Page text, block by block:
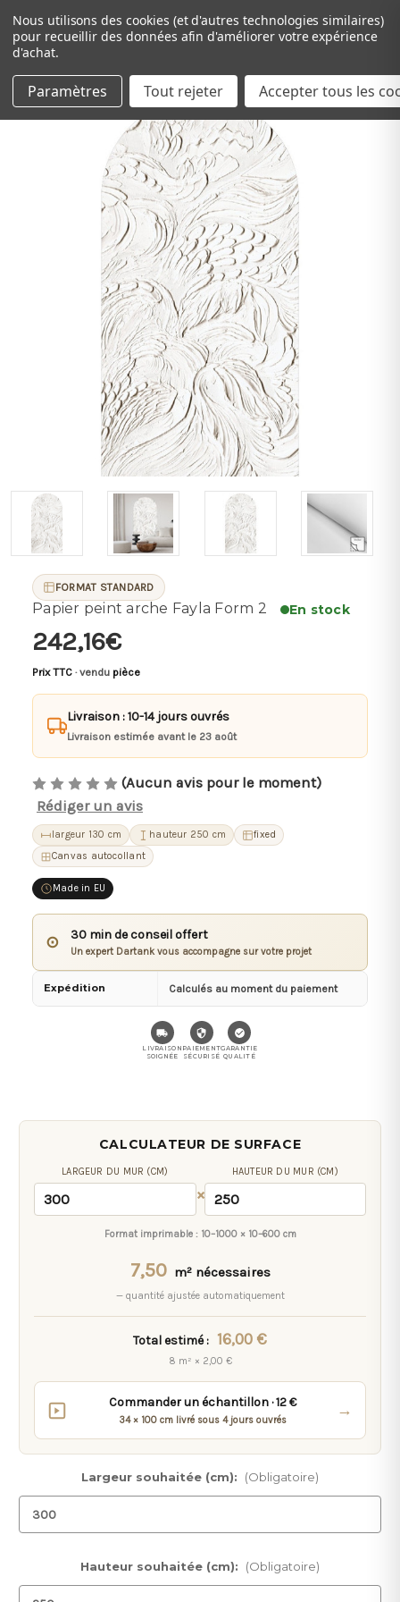
Passer au contenu principal
FORMAT STANDARD
Papier peint arche Fayla Form 2 En stock
242,16€
Prix TTC · vendu pièce
Livraison : 10-14 jours ouvrés
Livraison estimée avant le 23 août
(Aucun avis pour le moment)
Rédiger un avis
largeur 130 cm hauteur 250 cm
fixed
Canvas autocollant
Made in EU
⊙ 30 min de conseil offert
Un expert Dartank vous accompagne sur votre projet
Expédition Calculés au moment du paiement
LIVRAISON
SOIGNÉE
PAIEMENT
SÉCURISÉ
GARANTIE
QUALITÉ
CALCULATEUR DE SURFACE
LARGEUR DU MUR (CM)
×
HAUTEUR DU MUR (CM)
Format imprimable : 10–1000 × 10–600 cm
7,50 m² nécessaires
— quantité ajustée automatiquement
Total estimé : 16,00 €
8 m² × 2,00 €
Commander un échantillon · 12 €
34 × 100 cm livré sous 4 jours ouvrés
→
Largeur souhaitée (cm): (Obligatoire)
Hauteur souhaitée (cm): (Obligatoire)
Nous utilisons des cookies (et d'autres technologies similaires)
pour recueillir des données afin d'améliorer votre expérience
d'achat.
Paramètres Tout rejeter Accepter tous les